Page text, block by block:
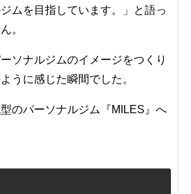
ムを目指しています。」と語っ
。
ソナルジムのイメージをつくり
うに感じた瞬間でした。
のパーソナルジム『MILES』へ